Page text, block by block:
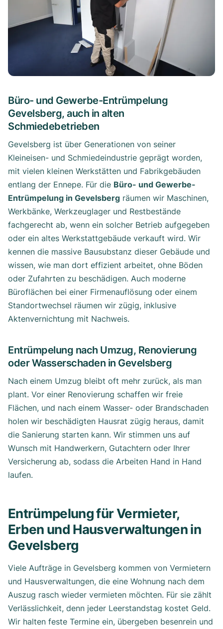
Büro- und Gewerbe-Entrümpelung
Gevelsberg, auch in alten
Schmiedebetrieben
Gevelsberg ist über Generationen von seiner
Kleineisen- und Schmiedeindustrie geprägt worden,
mit vielen kleinen Werkstätten und Fabrikgebäuden
entlang der Ennepe. Für die Büro- und Gewerbe-
Entrümpelung in Gevelsberg räumen wir Maschinen,
Werkbänke, Werkzeuglager und Restbestände
fachgerecht ab, wenn ein solcher Betrieb aufgegeben
oder ein altes Werkstattgebäude verkauft wird. Wir
kennen die massive Bausubstanz dieser Gebäude und
wissen, wie man dort effizient arbeitet, ohne Böden
oder Zufahrten zu beschädigen. Auch moderne
Büroflächen bei einer Firmenauflösung oder einem
Standortwechsel räumen wir zügig, inklusive
Aktenvernichtung mit Nachweis.
Entrümpelung nach Umzug, Renovierung
oder Wasserschaden in Gevelsberg
Nach einem Umzug bleibt oft mehr zurück, als man
plant. Vor einer Renovierung schaffen wir freie
Flächen, und nach einem Wasser- oder Brandschaden
holen wir beschädigten Hausrat zügig heraus, damit
die Sanierung starten kann. Wir stimmen uns auf
Wunsch mit Handwerkern, Gutachtern oder Ihrer
Versicherung ab, sodass die Arbeiten Hand in Hand
laufen.
Entrümpelung für Vermieter,
Erben und Hausverwaltungen in
Gevelsberg
Viele Aufträge in Gevelsberg kommen von Vermietern
und Hausverwaltungen, die eine Wohnung nach dem
Auszug rasch wieder vermieten möchten. Für sie zählt
Verlässlichkeit, denn jeder Leerstandstag kostet Geld.
Wir halten feste Termine ein, übergeben besenrein und